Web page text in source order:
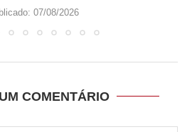
07/08/2026
COMENTÁRIO